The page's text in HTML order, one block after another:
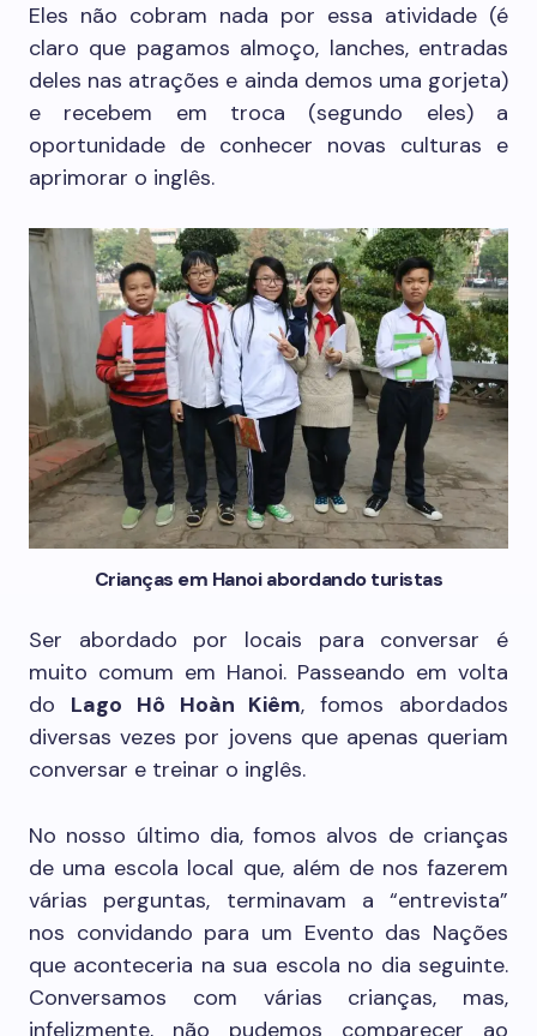
Eles não cobram nada por essa atividade (é
claro que pagamos almoço, lanches, entradas
deles nas atrações e ainda demos uma gorjeta)
e recebem em troca (segundo eles) a
oportunidade de conhecer novas culturas e
aprimorar o inglês.
Crianças em Hanoi abordando turistas
Ser abordado por locais para conversar é
muito comum em Hanoi. Passeando em volta
do Lago Hô Hoàn Kiêm, fomos abordados
diversas vezes por jovens que apenas queriam
conversar e treinar o inglês.
No nosso último dia, fomos alvos de crianças
de uma escola local que, além de nos fazerem
várias perguntas, terminavam a “entrevista”
nos convidando para um Evento das Nações
que aconteceria na sua escola no dia seguinte.
Conversamos com várias crianças, mas,
infelizmente, não pudemos comparecer ao